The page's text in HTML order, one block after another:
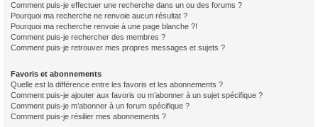
Comment puis-je effectuer une recherche dans un ou des forums ?
Pourquoi ma recherche ne renvoie aucun résultat ?
Pourquoi ma recherche renvoie à une page blanche ?!
Comment puis-je rechercher des membres ?
Comment puis-je retrouver mes propres messages et sujets ?
Favoris et abonnements
Quelle est la différence entre les favoris et les abonnements ?
Comment puis-je ajouter aux favoris ou m’abonner à un sujet spécifique ?
Comment puis-je m’abonner à un forum spécifique ?
Comment puis-je résilier mes abonnements ?